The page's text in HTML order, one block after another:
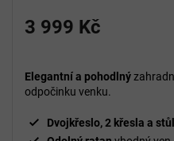
produktu
z
5
3 999 Kč
Elegantní a pohodlný
odpočinku venku.
Dvojkřeslo, 2 křesla a stůl